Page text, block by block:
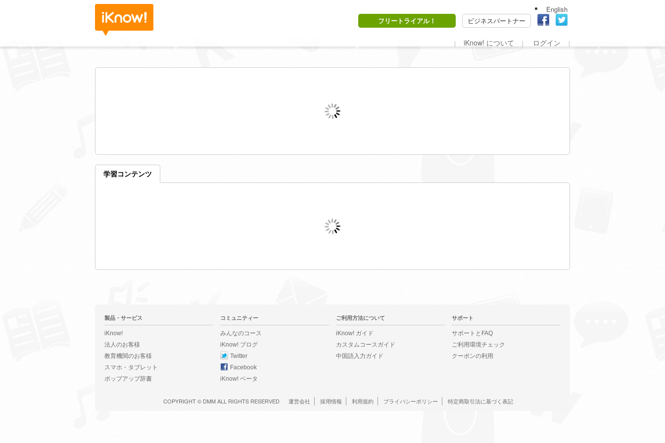
English
フリートライアル！
ビジネスパートナー
iKnow! について ログイン
学習コンテンツ
製品・サービス
iKnow!
法人のお客様
教育機関のお客様
スマホ・タブレット
ポップアップ辞書
コミュニティー
みんなのコース
iKnow! ブログ
Twitter
Facebook
iKnow! ベータ
ご利用方法について
iKnow! ガイド
カスタムコースガイド
中国語入力ガイド
サポート
サポートとFAQ
ご利用環境チェック
クーポンの利用
COPYRIGHT © DMMALL RIGHTS RESERVED 運営会社 採用情報 利用規約 プライバシーポリシー 特定商取引法に基づく表記